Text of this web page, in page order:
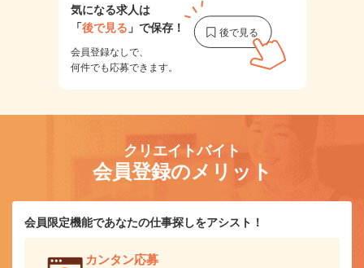
気になる求人は
「後で見る 」で保存！
会員登録なしで、
何件でも応募できます。
クリエイトバイト
会員登録のメリット
会員限定機能であなたの仕事探しをアシスト！
カンタン応募